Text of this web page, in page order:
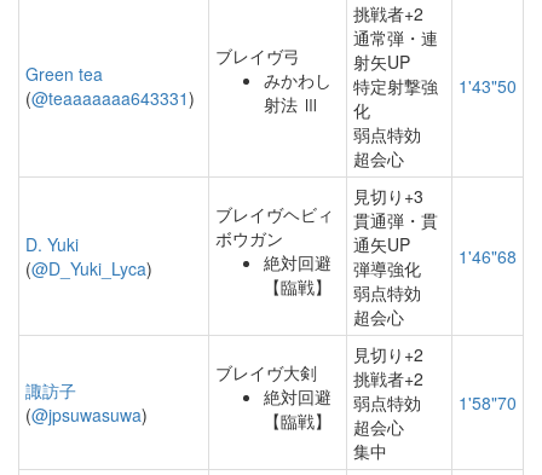
Green tea
(@teaaaaaaa643331)
ブレイヴ弓
みかわし
射法 Ⅲ
挑戦者+2
通常弾・連
射矢UP
特定射撃強
化
弱点特効
超会心
1'43"50
D. Yuki
(@D_Yuki_Lyca)
ブレイヴヘビィ
ボウガン
絶対回避
【臨戦】
見切り+3
貫通弾・貫
通矢UP
弾導強化
弱点特効
超会心
1'46"68
諏訪子
(@jpsuwasuwa)
ブレイヴ大剣
絶対回避
【臨戦】
見切り+2
挑戦者+2
弱点特効
超会心
集中
1'58"70